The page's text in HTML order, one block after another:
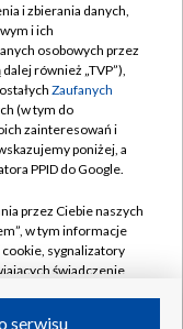
w likwidacji
i zbierania danych,
i ich
osobowych przez
również „TVP”),
Zaufanych
(w tym do
zainteresowań i
poniżej, a
PPID do Google.
przez Ciebie naszych
w tym informacje
sygnalizatory
świadczenie
serwisu